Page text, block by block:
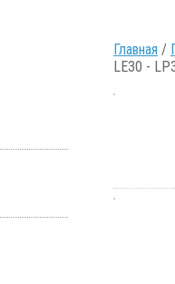
Главная /
LE30 -